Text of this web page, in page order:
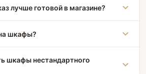
лучше готовой в магазине?
шкафы?
шкафы нестандартного